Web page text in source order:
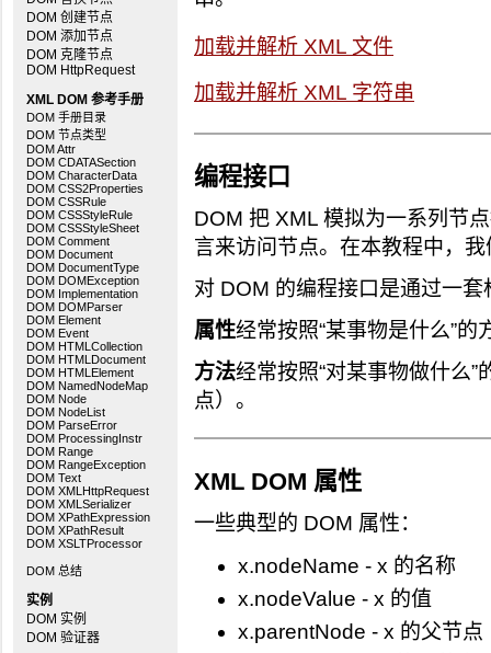
DOM 创建节点
DOM 添加节点
DOM 克隆节点
DOM HttpRequest
XML DOM 参考手册
DOM 手册目录
DOM 节点类型
DOM Attr
DOM CDATASection
DOM CharacterData
DOM CSS2Properties
DOM CSSRule
DOM CSSStyleRule
DOM CSSStyleSheet
DOM Comment
DOM Document
DOM DocumentType
DOM DOMException
DOM Implementation
DOM DOMParser
DOM Element
DOM Event
DOM HTMLCollection
DOM HTMLDocument
DOM HTMLElement
DOM NamedNodeMap
DOM Node
DOM NodeList
DOM ParseError
DOM ProcessingInstr
DOM Range
DOM RangeException
DOM Text
DOM XMLHttpRequest
DOM XMLSerializer
DOM XPathExpression
DOM XPathResult
DOM XSLTProcessor
DOM 总结
实例
DOM 实例
DOM 验证器
加载并解析 XML 文件
加载并解析 XML 字符串
编程接口
DOM 把 XML 模拟为一系列节
言来访问节点。在本教程中，
对 DOM 的编程接口是通过一
属性经常按照“某事物是什么”
方法经常按照“对某事物做什么
点）。
XML DOM 属性
一些典型的 DOM 属性：
x.nodeName - x 的名称
x.nodeValue - x 的值
x.parentNode - x 的父节点